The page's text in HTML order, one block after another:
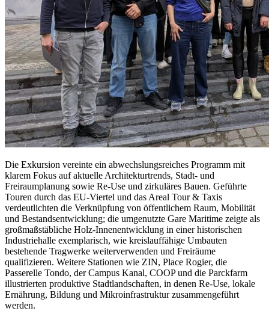
Die Exkursion vereinte ein abwechslungsreiches Programm mit
klarem Fokus auf aktuelle Architekturtrends, Stadt- und
Freiraumplanung sowie Re-Use und zirkuläres Bauen. Geführte
Touren durch das EU-Viertel und das Areal Tour & Taxis
verdeutlichten die Verknüpfung von öffentlichem Raum, Mobilität
und Bestandsentwicklung; die umgenutzte Gare Maritime zeigte als
großmaßstäbliche Holz-Innenentwicklung in einer historischen
Industriehalle exemplarisch, wie kreislauffähige Umbauten
bestehende Tragwerke weiterverwenden und Freiräume
qualifizieren. Weitere Stationen wie ZIN, Place Rogier, die
Passerelle Tondo, der Campus Kanal, COOP und die Parckfarm
illustrierten produktive Stadtlandschaften, in denen Re-Use, lokale
Ernährung, Bildung und Mikroinfrastruktur zusammengeführt
werden.